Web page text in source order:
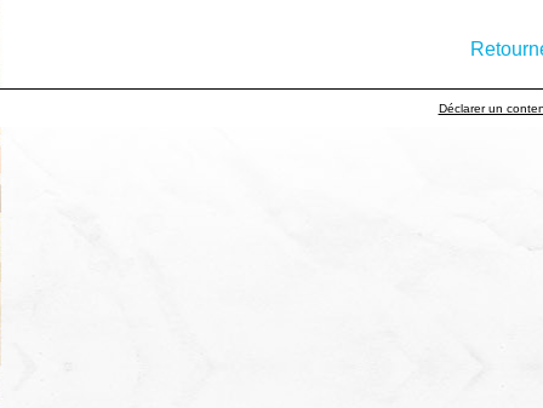
Déclarer un